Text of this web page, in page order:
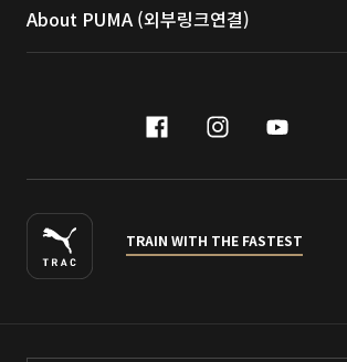
About PUMA (외부링크연결)
facebook
instagram
TRAIN WITH THE FASTEST